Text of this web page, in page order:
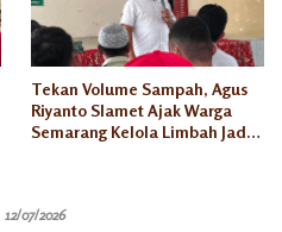
Tekan Volume Sampah, Agus
Riyanto Slamet Ajak Warga
Semarang Kelola Limbah Jadi
12/07/2026